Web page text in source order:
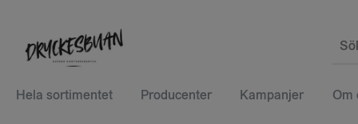
Hela sortimentet Producenter Kampanjer Om